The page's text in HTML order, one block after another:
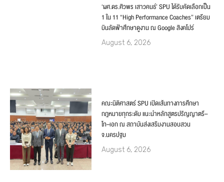
‘ผศ.ดร.ศิวพร เสาวคนธ์’ SPU ได้รับคัดเลือกเป็น
1 ใน 11 “High Performance Coaches” เตรียม
บินลัดฟ้าศึกษาดูงาน ณ Google สิงคโปร์
August 6, 2026
คณะนิติศาสตร์ SPU เปิดเส้นทางการศึกษา
กฎหมายทุกระดับ แนะนำหลักสูตรปริญญาตรี–
โท–เอก ณ สถาบันส่งเสริมงานสอบสวน
จ.นครปฐม
August 6, 2026